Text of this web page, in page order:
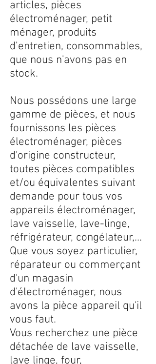
articles, pièces
électroménager, petit
ménager, produits
d’entretien, consommables,
que nous n'avons pas en
stock.
Nous possédons une large
gamme de pièces, et nous
fournissons les pièces
électroménager, pièces
d'origine constructeur,
toutes pièces compatibles
et/ou équivalentes suivant
demande pour tous vos
appareils électroménager,
lave vaisselle, lave-linge,
réfrigérateur, congélateur,...
Que vous soyez particulier,
réparateur ou commerçant
d'un magasin
d'électroménager, nous
avons la pièce appareil qu'il
vous faut.
Vous recherchez une pièce
détachée de lave vaisselle,
lave linge, four,